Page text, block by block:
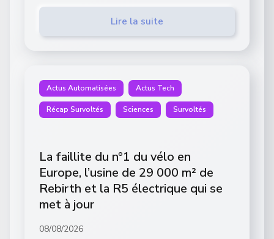
Lire la suite
Actus Automatisées Actus Tech
Récap Survoltés Sciences Survoltés
La faillite du n°1 du vélo en
Europe, l’usine de 29 000 m² de
Rebirth et la R5 électrique qui se
met à jour
08/08/2026